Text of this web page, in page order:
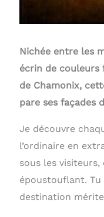
Nichée entre les
écrin de couleurs
de Chamonix,
pare ses façades
Je découvre
l’ordinaire en
sous les
époustouflant. Tu
destination